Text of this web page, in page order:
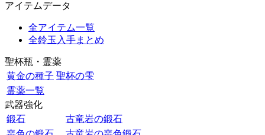
アイテムデータ
全アイテム一覧
全鈴玉入手まとめ
聖杯瓶・霊薬
黄金の種子 聖杯の雫
霊薬一覧
武器強化
鍛石
古竜岩の鍛石